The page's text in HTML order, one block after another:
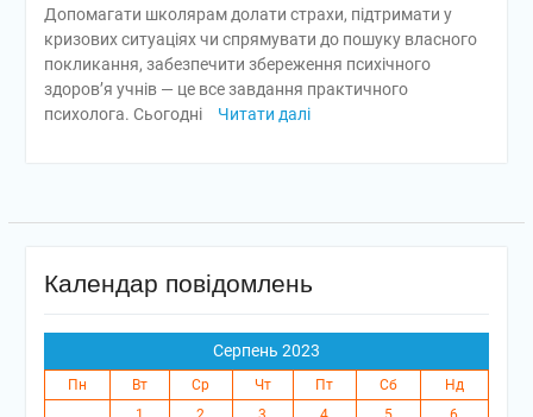
Допомагати школярам долати страхи, підтримати у
кризових ситуаціях чи спрямувати до пошуку власного
покликання, забезпечити збереження психічного
здоров’я учнів — це все завдання практичного
психолога. Сьогодні
Читати далі
Календар повідомлень
Серпень 2023
Пн Вт Ср Чт Пт Сб
Нд